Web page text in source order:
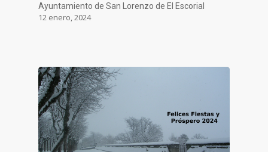
Ayuntamiento de San Lorenzo de El Escorial
12 enero, 2024